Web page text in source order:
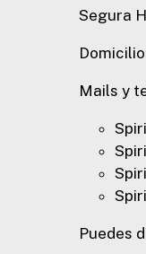
Segura
Mails y
Puedes